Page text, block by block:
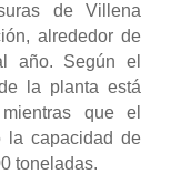
de Villena
alrededor de
año. Según el
la planta está
que el
la capacidad de
toneladas.